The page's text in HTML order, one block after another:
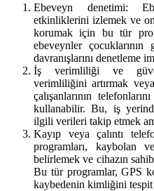
Ebeveyn denetimi:
etkinliklerini izlemek ve
korumak için bu tür
ebeveynler
davranışlarını denetleme
İş verimliliği ve
verimliliğini artırmak
çalışanlarının
kullanabilir. Bu, iş
ilgili verileri takip etmek
Kayıp veya çalıntı
programları, kaybolan
belirlemek ve cihazın
Bu tür programlar, GPS
kaybedenin kimliğini tespit